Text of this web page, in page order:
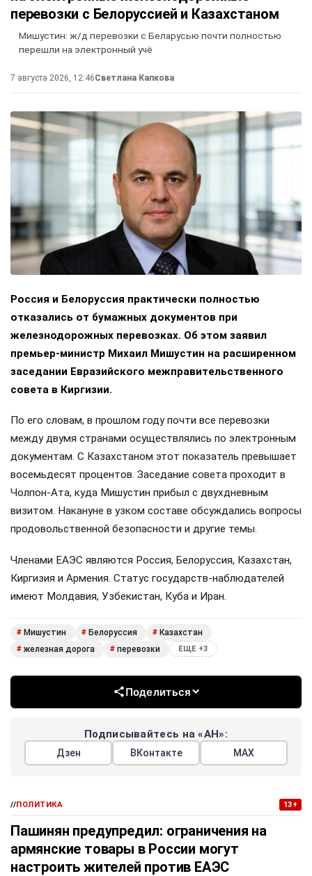
перевозки с Белоруссией и Казахстаном
Мишустин: ж/д перевозки с Беларусью почти полностью
перешли на электронный учё
7 августа 2026, 12:46Светлана Капкова
Россия и Белоруссия практически полностью
отказались от бумажных документов при
железнодорожных перевозках. Об этом заявил
премьер-министр Михаил Мишустин на расширенном
заседании Евразийского межправительственного
совета в Киргизии.
По его словам, в прошлом году почти все перевозки
между двумя странами осуществлялись по электронным
документам. С Казахстаном этот показатель превышает
восемьдесят процентов. Заседание совета проходит в
Чолпон-Ата, куда Мишустин прибыл с двухдневным
визитом. Накануне в узком составе обсуждались вопросы
продовольственной безопасности и другие темы.
Членами ЕАЭС являются Россия, Белоруссия, Казахстан,
Киргизия и Армения. Статус государств-наблюдателей
имеют Молдавия, Узбекистан, Куба и Иран.
# Мишустин # Белоруссия # Казахстан
# железная дорога # перевозки ЕЩЕ +3
Поделиться
Подписывайтесь на «АН»:
Дзен ВКонтакте МАХ
//ПОЛИТИКА 13+
Пашинян предупредил: ограничения на
армянские товары в России могут
настроить жителей против ЕАЭС